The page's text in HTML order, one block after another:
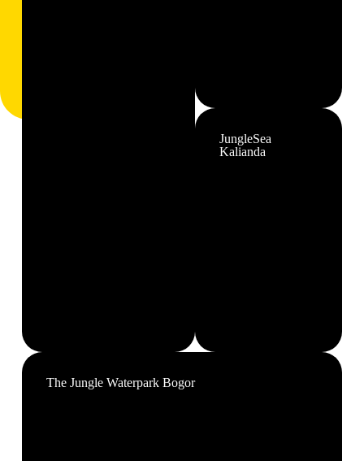
JungleSea
Kalianda
The Jungle Waterpark Bogor